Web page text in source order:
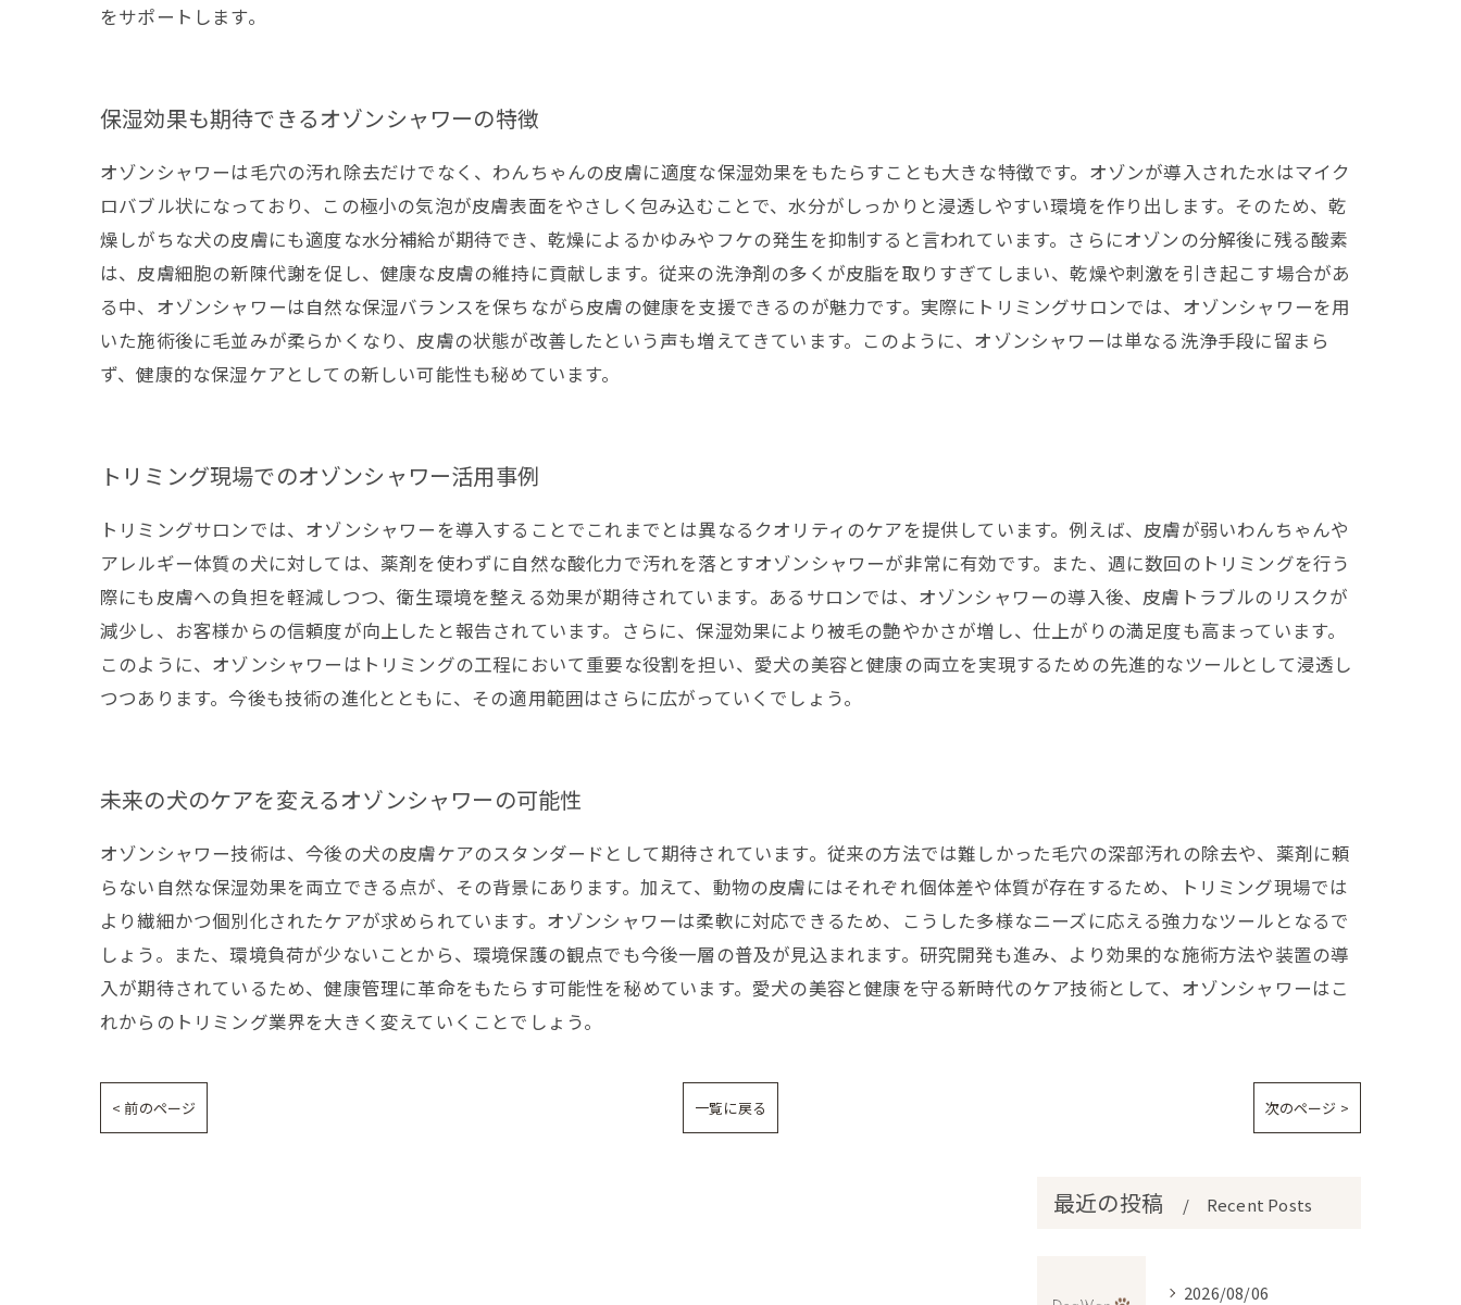
をサポートします。
保湿効果も期待できるオゾンシャワーの特徴
オゾンシャワーは毛穴の汚れ除去だけでなく、わんちゃんの皮膚に適度な保湿効果をもたらすことも大きな特徴です。オゾンが導入された水はマイク
ロバブル状になっており、この極小の気泡が皮膚表面をやさしく包み込むことで、水分がしっかりと浸透しやすい環境を作り出します。そのため、乾
燥しがちな犬の皮膚にも適度な水分補給が期待でき、乾燥によるかゆみやフケの発生を抑制すると言われています。さらにオゾンの分解後に残る酸素
は、皮膚細胞の新陳代謝を促し、健康な皮膚の維持に貢献します。従来の洗浄剤の多くが皮脂を取りすぎてしまい、乾燥や刺激を引き起こす場合があ
る中、オゾンシャワーは自然な保湿バランスを保ちながら皮膚の健康を支援できるのが魅力です。実際にトリミングサロンでは、オゾンシャワーを用
いた施術後に毛並みが柔らかくなり、皮膚の状態が改善したという声も増えてきています。このように、オゾンシャワーは単なる洗浄手段に留まら
ず、健康的な保湿ケアとしての新しい可能性も秘めています。
トリミング現場でのオゾンシャワー活用事例
トリミングサロンでは、オゾンシャワーを導入することでこれまでとは異なるクオリティのケアを提供しています。例えば、皮膚が弱いわんちゃんや
アレルギー体質の犬に対しては、薬剤を使わずに自然な酸化力で汚れを落とすオゾンシャワーが非常に有効です。また、週に数回のトリミングを行う
際にも皮膚への負担を軽減しつつ、衛生環境を整える効果が期待されています。あるサロンでは、オゾンシャワーの導入後、皮膚トラブルのリスクが
減少し、お客様からの信頼度が向上したと報告されています。さらに、保湿効果により被毛の艶やかさが増し、仕上がりの満足度も高まっています。
このように、オゾンシャワーはトリミングの工程において重要な役割を担い、愛犬の美容と健康の両立を実現するための先進的なツールとして浸透し
つつあります。今後も技術の進化とともに、その適用範囲はさらに広がっていくでしょう。
未来の犬のケアを変えるオゾンシャワーの可能性
オゾンシャワー技術は、今後の犬の皮膚ケアのスタンダードとして期待されています。従来の方法では難しかった毛穴の深部汚れの除去や、薬剤に頼
らない自然な保湿効果を両立できる点が、その背景にあります。加えて、動物の皮膚にはそれぞれ個体差や体質が存在するため、トリミング現場では
より繊細かつ個別化されたケアが求められています。オゾンシャワーは柔軟に対応できるため、こうした多様なニーズに応える強力なツールとなるで
しょう。また、環境負荷が少ないことから、環境保護の観点でも今後一層の普及が見込まれます。研究開発も進み、より効果的な施術方法や装置の導
入が期待されているため、健康管理に革命をもたらす可能性を秘めています。愛犬の美容と健康を守る新時代のケア技術として、オゾンシャワーはこ
れからのトリミング業界を大きく変えていくことでしょう。
< 前のページ 一覧に戻る 次のページ >
最近の投稿 Recent Posts
2026/08/06